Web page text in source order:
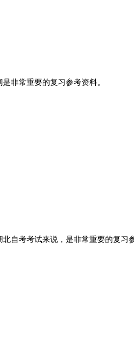
非常重要的复习参考资料。
自考考试来说，是非常重要的复习